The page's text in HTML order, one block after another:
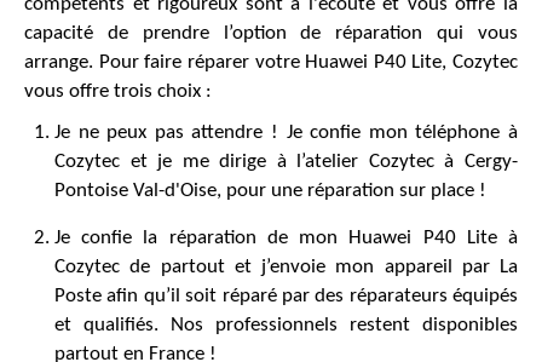
capacité de prendre l’option de réparation qui vous
arrange. Pour faire réparer votre Huawei P40 Lite, Cozytec
vous offre trois choix :
Je ne peux pas attendre ! Je confie mon téléphone à
Cozytec et je me dirige à l’atelier Cozytec à Cergy-
Pontoise Val-d'Oise, pour une réparation sur place !
Je confie la réparation de mon Huawei P40 Lite à
Cozytec de partout et j’envoie mon appareil par La
Poste afin qu’il soit réparé par des réparateurs équipés
et qualifiés. Nos professionnels restent disponibles
partout en France !